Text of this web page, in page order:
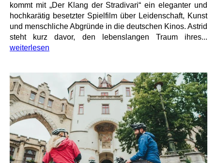
kommt mit „Der Klang der Stradivari“ ein eleganter und
hochkarätig besetzter Spielfilm über Leidenschaft, Kunst
und menschliche Abgründe in die deutschen Kinos. Astrid
steht kurz davor, den lebenslangen Traum ihres...
weiterlesen